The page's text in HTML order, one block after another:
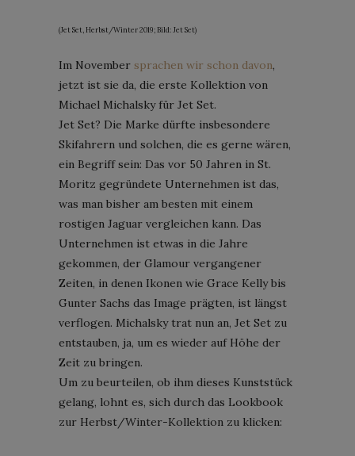
(Jet Set, Herbst/Winter 2019; Bild: Jet Set)
Im November sprachen wir schon davon,
jetzt ist sie da, die erste Kollektion von
Michael Michalsky für Jet Set.
Jet Set? Die Marke dürfte insbesondere
Skifahrern und solchen, die es gerne wären,
ein Begriff sein: Das vor 50 Jahren in St.
Moritz gegründete Unternehmen ist das,
was man bisher am besten mit einem
rostigen Jaguar vergleichen kann. Das
Unternehmen ist etwas in die Jahre
gekommen, der Glamour vergangener
Zeiten, in denen Ikonen wie Grace Kelly bis
Gunter Sachs das Image prägten, ist längst
verflogen. Michalsky trat nun an, Jet Set zu
entstauben, ja, um es wieder auf Höhe der
Zeit zu bringen.
Um zu beurteilen, ob ihm dieses Kunststück
gelang, lohnt es, sich durch das Lookbook
zur Herbst/Winter-Kollektion zu klicken: